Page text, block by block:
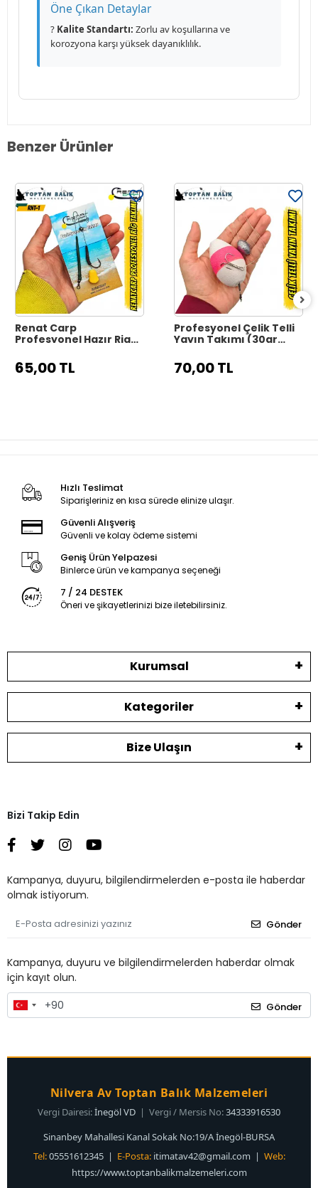
Öne Çıkan Detaylar
? Kalite Standartı: Zorlu av koşullarına ve
korozyona karşı yüksek dayanıklılık.
Benzer Ürünler
Renat Carp
Profesyonel Hazır Rig
65,00 TL
Profesyonel Çelik Telli
Yayın Takımı (30gr
70,00 TL
Hızlı Teslimat
Siparişleriniz en kısa sürede elinize ulaşır.
Güvenli Alışveriş
Güvenli ve kolay ödeme sistemi
Geniş Ürün Yelpazesi
Binlerce ürün ve kampanya seçeneği
7 / 24 DESTEK
Öneri ve şikayetlerinizi bize iletebilirsiniz.
Kurumsal
Kategoriler
Bize Ulaşın
Bizi Takip Edin
Kampanya, duyuru, bilgilendirmelerden e-posta ile haberdar
olmak istiyorum.
Gönder
Kampanya, duyuru ve bilgilendirmelerden haberdar olmak
için kayıt olun.
Gönder
Nilvera Av Toptan Balık Malzemeleri
Vergi Dairesi:İnegöl VD | Vergi / Mersis No:34333916530
Sinanbey Mahallesi Kanal Sokak No:19/A İnegöl-BURSA
Tel:05551612345 | E-Posta: itimatav42@gmail.com | Web:
https://www.toptanbalikmalzemeleri.com